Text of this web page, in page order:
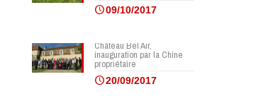
09/10/2017
Château Bel Air,
inauguration par la Chine
propriétaire
20/09/2017